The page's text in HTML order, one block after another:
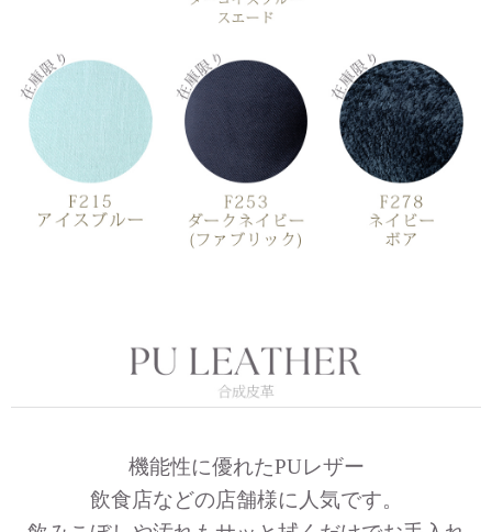
機能性に優れたPUレザー
飲食店などの店舗様に人気です。